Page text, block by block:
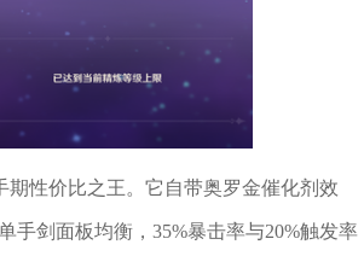
性价比之王。它自带奥罗金催化剂效
手剑面板均衡，35%暴击率与20%触发率